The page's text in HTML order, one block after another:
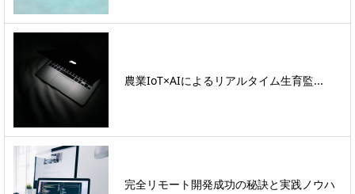
農業IoT×AIによるリアルタイム生育監...
完全リモート開発成功の秘訣と実践ノウハ